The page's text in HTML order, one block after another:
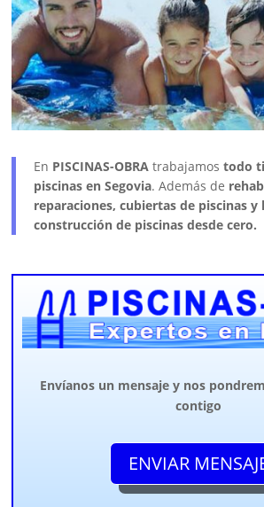
En PISCINAS-OBRA trabajamostodo
piscinas en Segovia. Además de
reparaciones, cubiertas de piscinas y
construcción de piscinas desde cero.
Envíanos un mensaje y nos
contigo
ENVIAR